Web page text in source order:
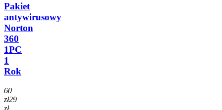
Pakiet
antywirusowy
Norton
360
1PC
1
Rok
60
zł29
zł